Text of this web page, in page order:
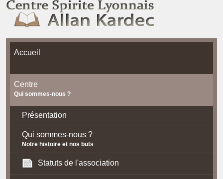
Accueil
Centre
Qui sommes-nous ?
Présentation
Qui sommes-nous ?
Notre histoire et nos buts
Statuts de l'association